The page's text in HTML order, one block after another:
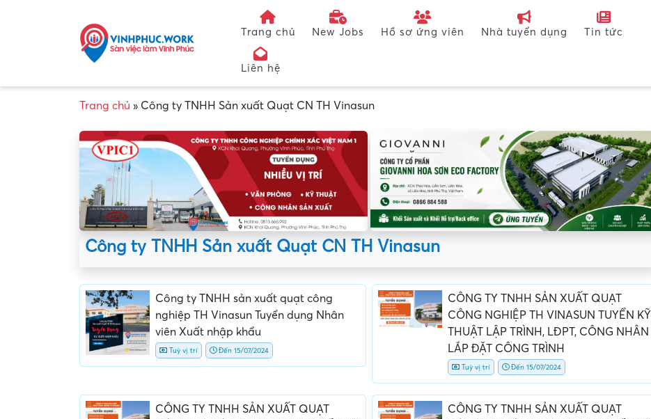
Trang chủ New Jobs Hồ sơ ứng viên Nhà tuyển dụng Tin tức
Liên hệ
Trang chủ » Công ty TNHH Sản xuất Quạt CN TH Vinasun
Công ty TNHH Sản xuất Quạt CN TH Vinasun
Công ty TNHH sản xuất quạt công
nghiệp TH Vinasun Tuyển dụng Nhân
viên Xuất nhập khẩu
Tuỳ vị trí Đến 15/07/2024
CÔNG TY TNHH SẢN XUẤT QUẠT
CÔNG NGHIỆP TH VINASUN TUYỂN KỸ
THUẬT LẬP TRÌNH, LĐPT, CÔNG NHÂN
LẮP ĐẶT CÔNG TRÌNH
Tuỳ vị trí Đến 15/07/2024
CÔNG TY TNHH SẢN XUẤT QUẠT
CÔNG TY TNHH SẢN XUẤT QUẠT